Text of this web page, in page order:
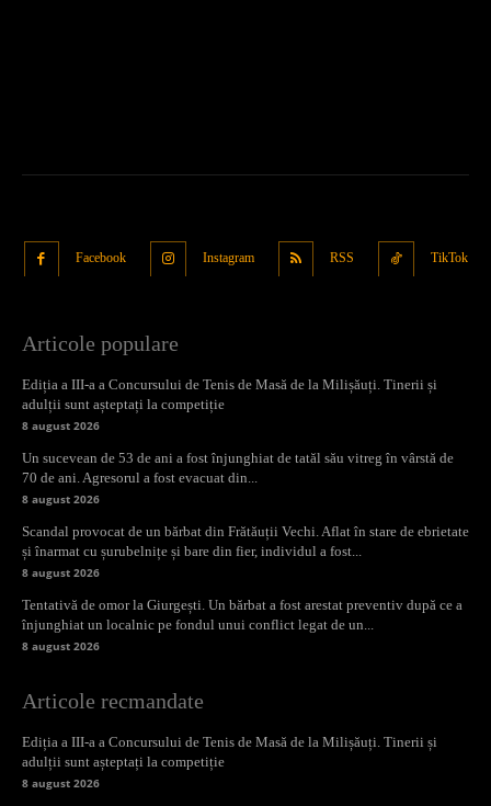
Facebook Instagram RSS TikTok
Articole populare
Ediția a III-a a Concursului de Tenis de Masă de la Milișăuți. Tinerii și
adulții sunt așteptați la competiție
8 august 2026
Un sucevean de 53 de ani a fost înjunghiat de tatăl său vitreg în vârstă de
70 de ani. Agresorul a fost evacuat din...
8 august 2026
Scandal provocat de un bărbat din Frătăuții Vechi. Aflat în stare de ebrietate
și înarmat cu șurubelnițe și bare din fier, individul a fost...
8 august 2026
Tentativă de omor la Giurgești. Un bărbat a fost arestat preventiv după ce a
înjunghiat un localnic pe fondul unui conflict legat de un...
8 august 2026
Articole recmandate
Ediția a III-a a Concursului de Tenis de Masă de la Milișăuți. Tinerii și
adulții sunt așteptați la competiție
8 august 2026